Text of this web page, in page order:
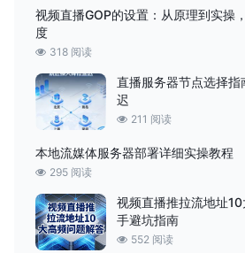
视频直播GOP的设置：从原理到实操
度
318 阅读
直播服务器节点选择
迟
211 阅读
本地流媒体服务器部署详细实操教程
295 阅读
视频直播推拉流地址
手避坑指南
552 阅读